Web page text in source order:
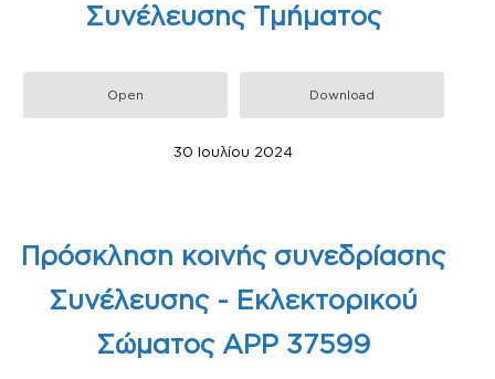
Συνέλευσης Τμήματος
Open Download
30 Ιουλίου 2024
Πρόσκληση κοινής συνεδρίασης
Συνέλευσης - Εκλεκτορικού
Σώματος ΑΡΡ 37599